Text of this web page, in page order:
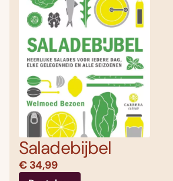
Saladebijbel
€ 34,99